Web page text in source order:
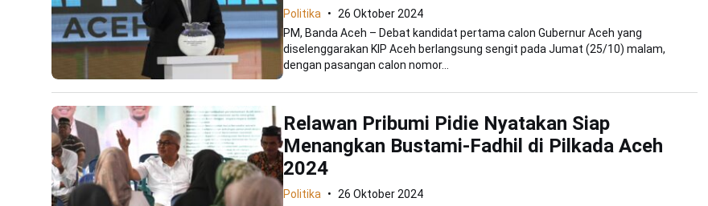
Politika
26 Oktober 2024
PM, Banda Aceh – Debat kandidat pertama calon Gubernur Aceh yang
diselenggarakan KIP Aceh berlangsung sengit pada Jumat (25/10) malam,
dengan pasangan calon nomor...
Relawan Pribumi Pidie Nyatakan Siap
Menangkan Bustami-Fadhil di Pilkada Aceh
2024
Politika
26 Oktober 2024